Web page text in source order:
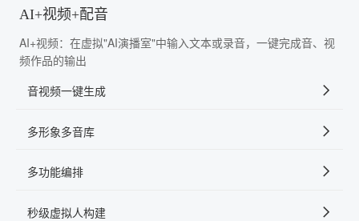
AI+视频+配音
AI+视频：在虚拟"AI演播室"中输入文本或录音，一键完成音、视
频作品的输出
音视频一键生成
多形象多音库
多功能编排
秒级虚拟人构建